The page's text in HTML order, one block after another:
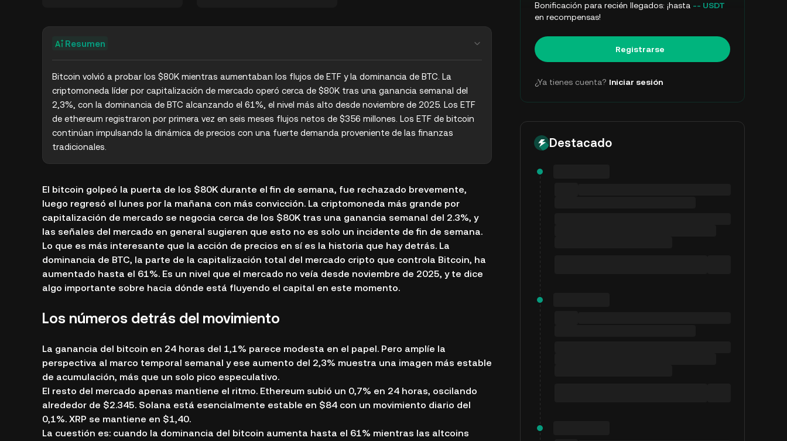
Resumen
Bitcoin volvió a probar los $80K mientras aumentaban los flujos de ETF y la dominancia de BTC. La
criptomoneda líder por capitalización de mercado operó cerca de $80K tras una ganancia semanal del
2,3%, con la dominancia de BTC alcanzando el 61%, el nivel más alto desde noviembre de 2025. Los ETF
de ethereum registraron por primera vez en seis meses flujos netos de $356 millones. Los ETF de bitcoin
continúan impulsando la dinámica de precios con una fuerte demanda proveniente de las finanzas
tradicionales.
El bitcoin golpeó la puerta de los $80K durante el fin de semana, fue rechazado brevemente,
luego regresó el lunes por la mañana con más convicción. La criptomoneda más grande por
capitalización de mercado se negocia cerca de los $80K tras una ganancia semanal del 2.3%, y
las señales del mercado en general sugieren que esto no es solo un incidente de fin de semana.
Lo que es más interesante que la acción de precios en sí es la historia que hay detrás. La
dominancia de BTC, la parte de la capitalización total del mercado cripto que controla Bitcoin, ha
aumentado hasta el 61%. Es un nivel que el mercado no veía desde noviembre de 2025, y te dice
algo importante sobre hacia dónde está fluyendo el capital en este momento.
Los números detrás del movimiento
La ganancia del bitcoin en 24 horas del 1,1% parece modesta en el papel. Pero amplíe la
perspectiva al marco temporal semanal y ese aumento del 2,3% muestra una imagen más estable
de acumulación, más que un solo pico especulativo.
El resto del mercado apenas mantiene el ritmo. Ethereum subió un 0,7% en 24 horas, oscilando
alrededor de $2.345. Solana está esencialmente estable en $84 con un movimiento diario del
0,1%. XRP se mantiene en $1,40.
La cuestión es: cuando la dominancia del bitcoin aumenta hasta el 61% mientras las altcoins
Bonificación para recién llegados: ¡hasta -- USDT
en recompensas!
Registrarse
¿Ya tienes cuenta? Iniciar sesión
Destacado